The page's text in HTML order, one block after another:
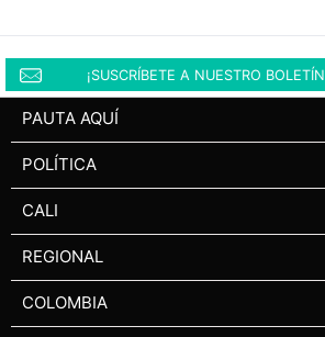
¡SUSCRÍBETE A NUESTRO
PAUTA AQUÍ
POLÍTICA
CALI
REGIONAL
COLOMBIA